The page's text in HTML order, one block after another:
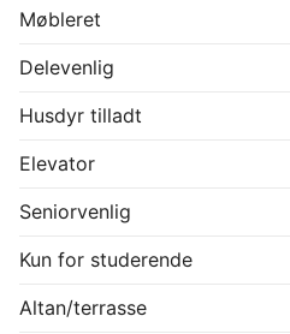
afstand til indkøb, offentlig
få minutter.
Et attraktivt lejemål for dig,
indflytningsklar bolig med
god plads i rolige omgivelser.
Møbleret
Delevenlig
Husdyr tilladt
Elevator
Seniorvenlig
Kun for studerende
Altan/terrasse